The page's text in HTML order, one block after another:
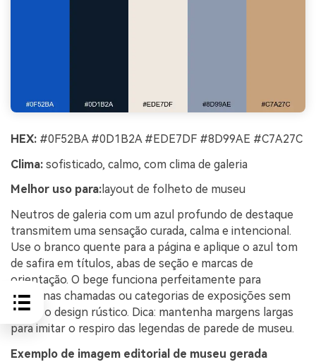
HEX: #0F52BA #0D1B2A #EDE7DF #8D99AE #C7A27C
Clima: sofisticado, calmo, com clima de galeria
Melhor uso para: layout de folheto de museu
Neutros de galeria com um azul profundo de destaque
transmitem uma sensação curada, calma e intencional.
Use o branco quente para a página e aplique o azul tom
de safira em títulos, abas de seção e marcas de
orientação. O bege funciona perfeitamente para
pequenas chamadas ou categorias de exposições sem
deixar o design rústico. Dica: mantenha margens largas
para imitar o respiro das legendas de parede de museu.
Exemplo de imagem editorial de museu gerada